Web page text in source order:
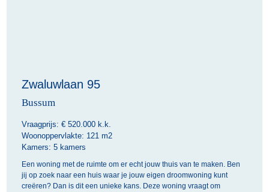
Zwaluwlaan 95
Bussum
Vraagprijs: € 520.000 k.k.
Woonoppervlakte: 121 m2
Kamers: 5 kamers
Een woning met de ruimte om er echt jouw thuis van te maken. Ben
jij op zoek naar een huis waar je jouw eigen droomwoning kunt
creëren? Dan is dit een unieke kans. Deze woning vraagt om